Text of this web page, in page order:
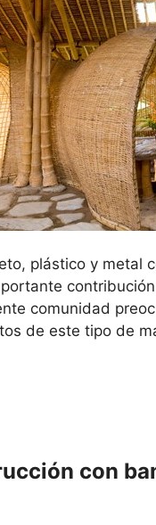
plástico y metal
comunidad
de este tipo de
con